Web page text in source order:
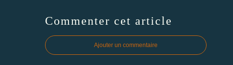
Commenter cet article
Ajouter un commentaire